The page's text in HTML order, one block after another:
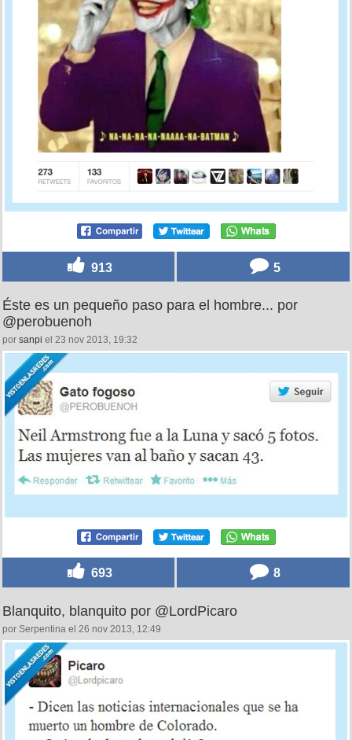
913 5
Éste es un pequeño paso para el hombre... por
@perobuenoh
por sanpi el 23 nov 2013, 19:32
693 8
Blanquito, blanquito por @LordPicaro
por Serpentina el 26 nov 2013, 12:49